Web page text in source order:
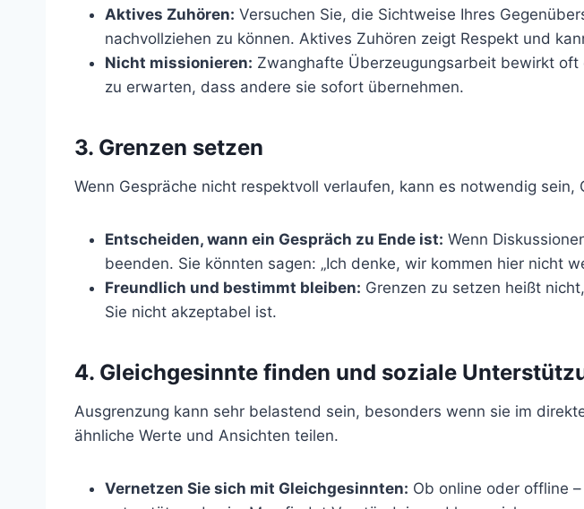
Aktives Zuhören: Versuchen Sie, die Sichtweise Ihres
nachvollziehen zu können. Aktives Zuhören zeigt Respekt und
Nicht missionieren: Zwanghafte Überzeugungsarbeit bewirkt oft
zu erwarten, dass andere sie sofort übernehmen.
3. Grenzen setzen
Wenn Gespräche nicht respektvoll verlaufen, kann es notwendig
Entscheiden, wann ein Gespräch zu Ende ist: Wenn
beenden. Sie könnten sagen: „Ich denke, wir kommen hier nicht
Freundlich und bestimmt bleiben: Grenzen zu setzen heißt
Sie nicht akzeptabel ist.
4. Gleichgesinnte finden und soziale
Ausgrenzung kann sehr belastend sein, besonders wenn sie im
ähnliche Werte und Ansichten teilen.
Vernetzen Sie sich mit Gleichgesinnten: Ob online oder offline